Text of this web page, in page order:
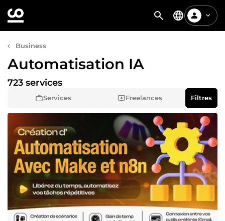
Business
Automatisation IA
Services Freelances
723 services
Filtres